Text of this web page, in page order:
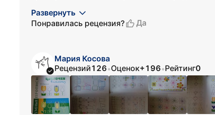
Развернуть
Понравилась рецензия?
Да
Мария Косова
Рецензий126•Оценок+196•Рейтинг0